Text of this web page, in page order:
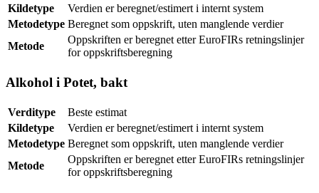
Kildetype
Verdien er beregnet/estimert i internt system
Metodetype Beregnet som oppskrift, uten manglende verdier
Metode
Oppskriften er beregnet etter EuroFIRs retningslinjer
for oppskriftsberegning
Alkohol i Potet, bakt
Verditype
Beste estimat
Kildetype
Verdien er beregnet/estimert i internt system
Metodetype Beregnet som oppskrift, uten manglende verdier
Metode
Oppskriften er beregnet etter EuroFIRs retningslinjer
for oppskriftsberegning